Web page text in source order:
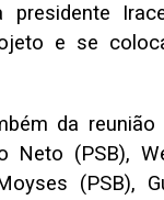
presidente
e se
da
Neto (PSB),
(PSB),